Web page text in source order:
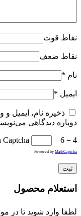
نقاط قوت
نقاط ضعف
نام *
ایمیل *
ذخیره نام، ایمیل
دوباره دیدگاهی
Captcha − 6 = 4
Powered by MathCaptcha
استعلام محصول
لطفا وارد شوید تا در